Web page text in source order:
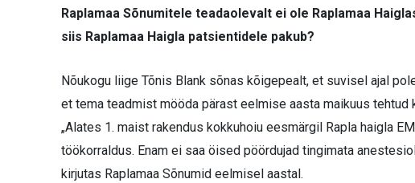
Raplamaa Sõnumitele teadaolevalt ei ole Raplamaa
siis Raplamaa Haigla patsientidele pakub?
Nõukogu liige Tõnis Blank sõnas kõigepealt, et suvisel ajal
et tema teadmist mööda pärast eelmise aasta maikuus
„Alates 1. maist rakendus kokkuhoiu eesmärgil Rapla haigla
töökorraldus. Enam ei saa öised pöördujad tingimata
kirjutas Raplamaa Sõnumid eelmisel aastal.